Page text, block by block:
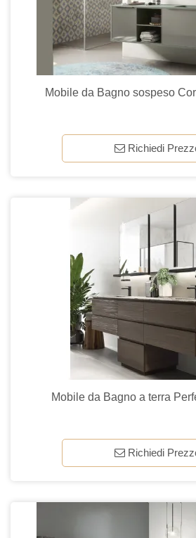
Mobile da Bagno sospeso
Richiedi
Mobile da Bagno a terra
Richiedi